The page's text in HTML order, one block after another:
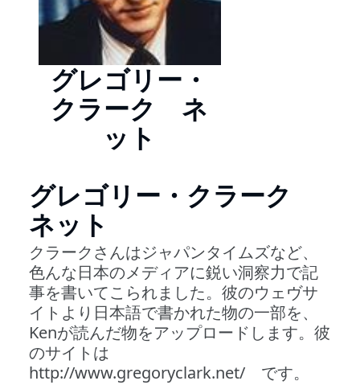
グレゴリー・
クラーク ネ
ット
グレゴリー・クラーク
ネット
クラークさんはジャパンタイムズなど、
色んな日本のメディアに鋭い洞察力で記
事を書いてこられました。彼のウェヴサ
イトより日本語で書かれた物の一部を、
Kenが読んだ物をアップロードします。彼
のサイトは
http://www.gregoryclark.net/ です。